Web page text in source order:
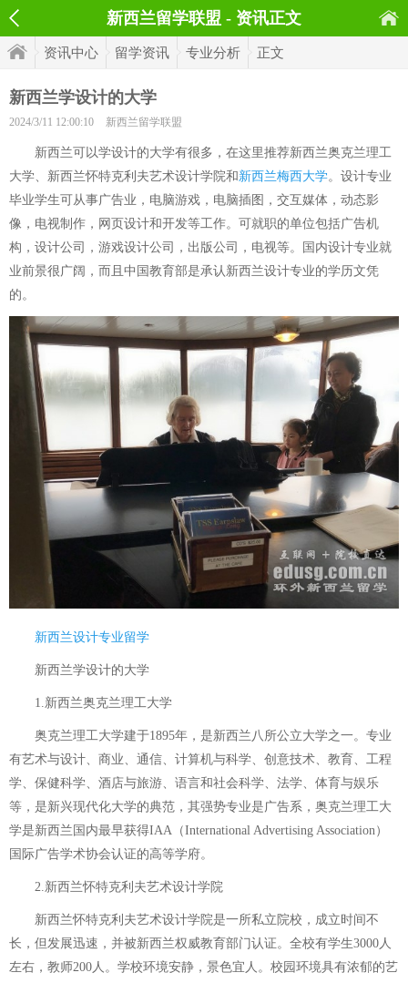
新西兰留学联盟 - 资讯正文
资讯中心 留学资讯 专业分析 正文
新西兰学设计的大学
2024/3/11 12:00:10 新西兰留学联盟
新西兰可以学设计的大学有很多，在这里推荐新西兰奥克兰理工
大学、新西兰怀特克利夫艺术设计学院和 新西兰梅西大学。设计专业
毕业学生可从事广告业，电脑游戏，电脑插图，交互媒体，动态影
像，电视制作，网页设计和开发等工作。可就职的单位包括广告机
构，设计公司，游戏设计公司，出版公司，电视等。国内设计专业就
业前景很广阔，而且中国教育部是承认新西兰设计专业的学历文凭
的。
新西兰设计专业留学
新西兰学设计的大学
1.新西兰奥克兰理工大学
奥克兰理工大学建于1895年，是新西兰八所公立大学之一。专业
有艺术与设计、商业、通信、计算机与科学、创意技术、教育、工程
学、保健科学、酒店与旅游、语言和社会科学、法学、体育与娱乐
等，是新兴现代化大学的典范，其强势专业是广告系，奥克兰理工大
学是新西兰国内最早获得IAA（International Advertising Association）
国际广告学术协会认证的高等学府。
2.新西兰怀特克利夫艺术设计学院
新西兰怀特克利夫艺术设计学院是一所私立院校，成立时间不
长，但发展迅速，并被新西兰权威教育部门认证。全校有学生3000人
左右，教师200人。学校环境安静，景色宜人。校园环境具有浓郁的艺